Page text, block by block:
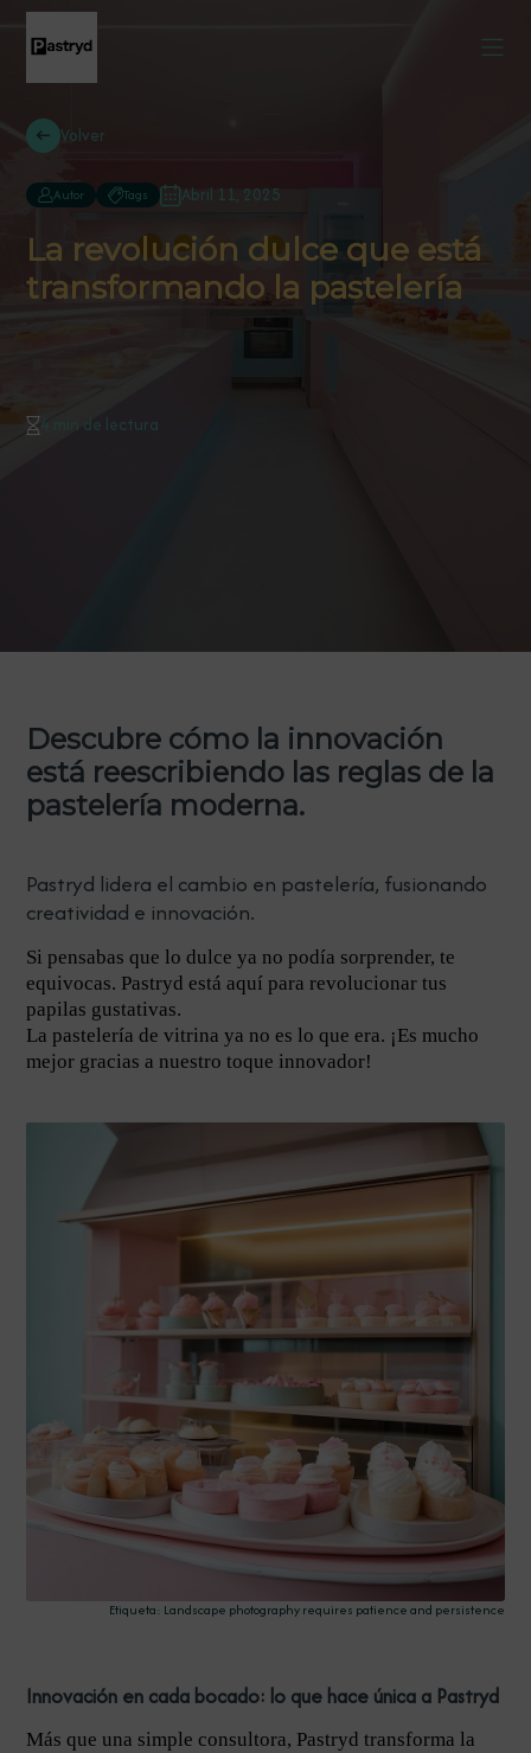
Volver
Autor Tags Abril 11, 2025
La revolución dulce que está
transformando la pastelería
4 min de lectura
Descubre cómo la innovación
está reescribiendo las reglas de la
pastelería moderna.
Pastryd lidera el cambio en pastelería, fusionando
creatividad e innovación.
Si pensabas que lo dulce ya no podía sorprender, te
equivocas. Pastryd está aquí para revolucionar tus
papilas gustativas.
La pastelería de vitrina ya no es lo que era. ¡Es mucho
mejor gracias a nuestro toque innovador!
Etiqueta: Landscape photography requires patience and persistence
Innovación en cada bocado: lo que hace única a Pastryd
Más que una simple consultora, Pastryd transforma la